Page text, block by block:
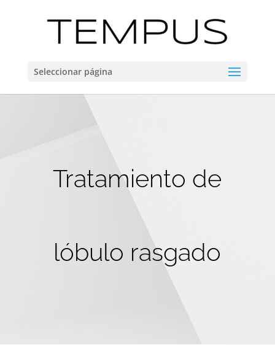
Seleccionar página
Tratamiento de
lóbulo rasgado